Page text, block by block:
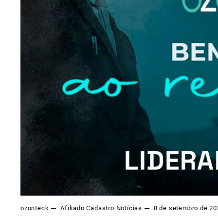
ozonteck Afiliado Cadastro Notícias 8 de setembro de